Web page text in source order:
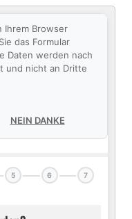
Ihrem Browser
das Formular
Daten werden nach
und nicht an Dritte
NEIN DANKE
5 6 7